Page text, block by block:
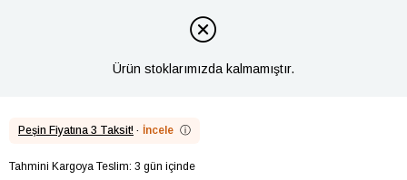
Ürün stoklarımızda kalmamıştır.
Peşin Fiyatına 3 Taksit! · İncele ⓘ
Tahmini Kargoya Teslim: 3 gün içinde